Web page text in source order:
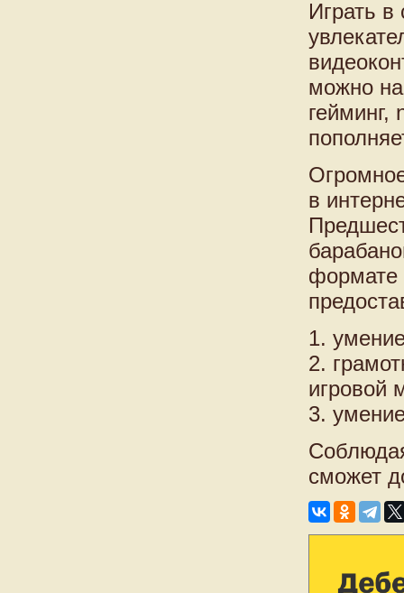
Играть в
можно
гейминг,
в
формате
1.
2.
игровой
3.
сможет